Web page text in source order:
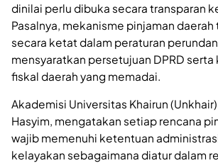
dinilai perlu dibuka secara transparan
Pasalnya, mekanisme pinjaman
secara ketat dalam peraturan
mensyaratkan persetujuan DPRD serta
fiskal daerah yang memadai.
Akademisi Universitas Khairun
Hasyim, mengatakan setiap rencana
wajib memenuhi ketentuan
kelayakan sebagaimana diatur dalam